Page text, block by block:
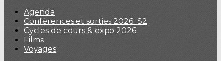
Agenda
Conférences et sorties 2026_S2
Cycles de cours & expo 2026
Films
Voyages